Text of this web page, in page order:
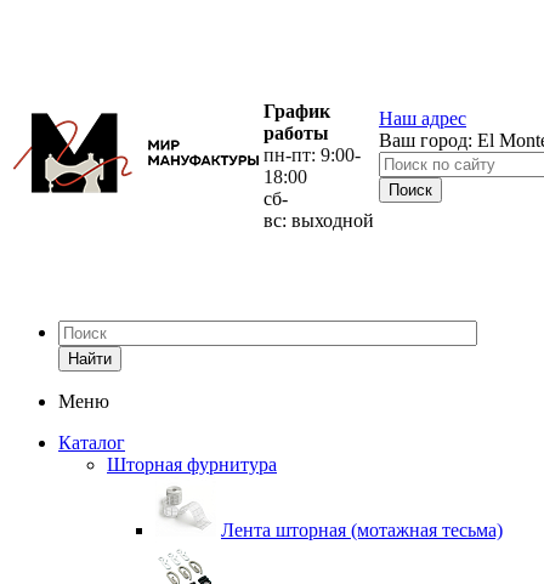
График
работы
пн-пт: 9:00-
18:00
сб-
вс: выходной
Наш адрес
Ваш город: El
Найти
Меню
Каталог
Шторная фурнитура
Лента шторная (мотажная тесьма)